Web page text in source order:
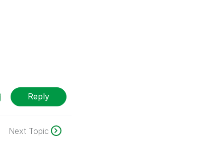
Reply
Next Topic